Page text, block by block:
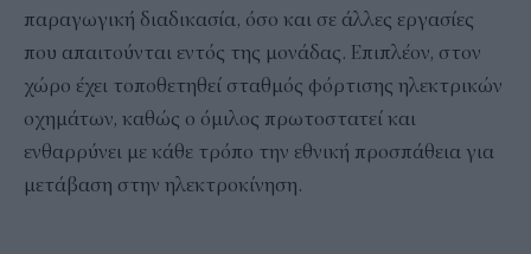
παραγωγική διαδικασία, όσο και σε άλλες εργασίες
που απαιτούνται εντός της μονάδας. Επιπλέον, στον
χώρο έχει τοποθετηθεί σταθμός φόρτισης ηλεκτρικών
οχημάτων, καθώς ο όμιλος πρωτοστατεί και
ενθαρρύνει με κάθε τρόπο την εθνική προσπάθεια για
μετάβαση στην ηλεκτροκίνηση.